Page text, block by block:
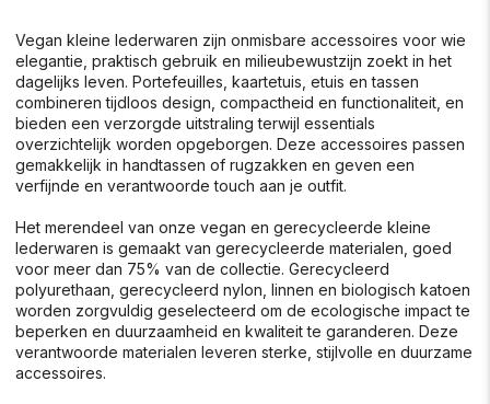
Vegan kleine lederwaren zijn onmisbare accessoires voor wie
elegantie, praktisch gebruik en milieubewustzijn zoekt in het
dagelijks leven. Portefeuilles, kaartetuis, etuis en tassen
combineren tijdloos design, compactheid en functionaliteit, en
bieden een verzorgde uitstraling terwijl essentials
overzichtelijk worden opgeborgen. Deze accessoires passen
gemakkelijk in handtassen of rugzakken en geven een
verfijnde en verantwoorde touch aan je outfit.
Het merendeel van onze vegan en gerecycleerde kleine
lederwaren is gemaakt van gerecycleerde materialen, goed
voor meer dan 75% van de collectie. Gerecycleerd
polyurethaan, gerecycleerd nylon, linnen en biologisch katoen
worden zorgvuldig geselecteerd om de ecologische impact te
beperken en duurzaamheid en kwaliteit te garanderen. Deze
verantwoorde materialen leveren sterke, stijlvolle en duurzame
accessoires.